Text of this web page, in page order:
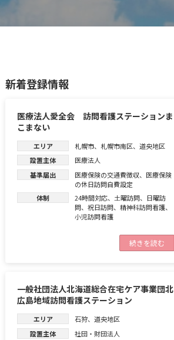
新着登録情報
医療法人愛全会 訪問看護ステーションま
こまない
エリア 札幌市、札幌市南区、道央地区
設置主体
医療法人
基準届出
医療保険の交通費徴収、 医療保険
の休日訪問自費設定
体制
24時間対応、 土曜訪問、 日曜訪
問、祝日訪問、精神科訪問看護、
小児訪問看護
続きを読む
一般社団法人北海道総合在宅ケア事業団北
広島地域訪問看護ステーション
エリア 石狩、道央地区
設置主体
社団・財団法人